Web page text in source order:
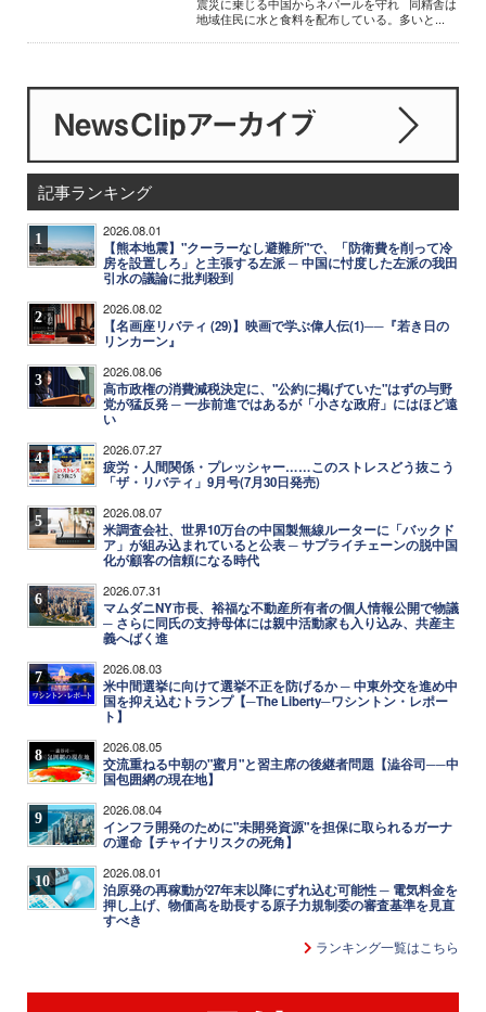
地域住民に水と食料を配布している。多いと...
記事ランキング
1 2026.08.01
【熊本地震】"クーラーなし避難所"で、「防衛費を削って冷
房を設置しろ」と主張する左派 ─ 中国に忖度した左派の我田
引水の議論に批判殺到
2 2026.08.02
【名画座リバティ (29)】映画で学ぶ偉人伝(1)──『若き日の
リンカーン』
3 2026.08.06
高市政権の消費減税決定に、"公約に掲げていた"はずの与野
党が猛反発 ─ 一歩前進ではあるが「小さな政府」にはほど遠
い
4 2026.07.27
疲労・人間関係・プレッシャー……このストレスどう抜こう
「ザ・リバティ」9月号(7月30日発売)
5 2026.08.07
米調査会社、世界10万台の中国製無線ルーターに「バックド
ア」が組み込まれていると公表 ─ サプライチェーンの脱中国
化が顧客の信頼になる時代
6 2026.07.31
マムダニNY市長、裕福な不動産所有者の個人情報公開で物議
─ さらに同氏の支持母体には親中活動家も入り込み、共産主
義へばく進
7 2026.08.03
米中間選挙に向けて選挙不正を防げるか ─ 中東外交を進め中
国を抑え込むトランプ【─The Liberty─ワシントン・レポー
ト】
8 2026.08.05
交流重ねる中朝の"蜜月"と習主席の後継者問題【澁谷司──中
国包囲網の現在地】
9 2026.08.04
インフラ開発のために"未開発資源"を担保に取られるガーナ
の運命【チャイナリスクの死角】
10 2026.08.01
泊原発の再稼動が27年末以降にずれ込む可能性 ─ 電気料金を
押し上げ、物価高を助長する原子力規制委の審査基準を見直
すべき
ランキング一覧はこちら